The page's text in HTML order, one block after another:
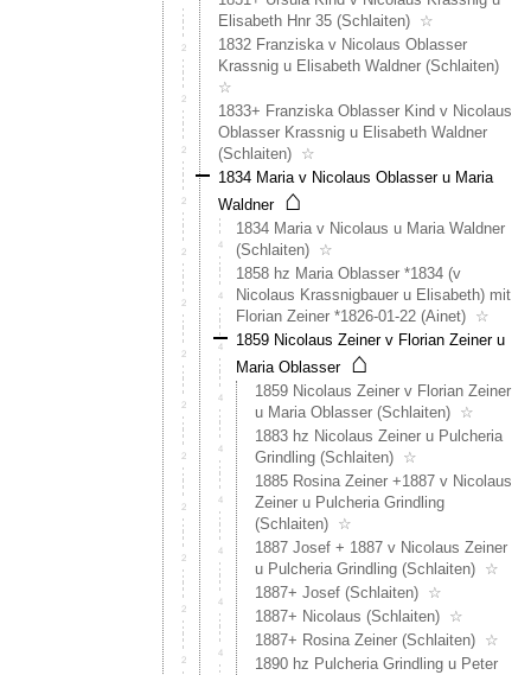
Elisabeth Hnr 35 (Schlaiten)
☆
1832 Franziska v Nicolaus Oblasser
Krassnig u Elisabeth Waldner (Schlaiten)
☆
1833+ Franziska Oblasser Kind v Nicolaus
Oblasser Krassnig u Elisabeth Waldner
(Schlaiten)
☆
1834 Maria v Nicolaus Oblasser u Maria
Waldner
⌂
1834 Maria v Nicolaus u Maria Waldner
(Schlaiten)
☆
1858 hz Maria Oblasser *1834 (v
Nicolaus Krassnigbauer u Elisabeth) mit
Florian Zeiner *1826-01-22 (Ainet)
☆
1859 Nicolaus Zeiner v Florian Zeiner u
Maria Oblasser
⌂
1859 Nicolaus Zeiner v Florian Zeiner
u Maria Oblasser (Schlaiten)
☆
1883 hz Nicolaus Zeiner u Pulcheria
Grindling (Schlaiten)
☆
1885 Rosina Zeiner +1887 v Nicolaus
Zeiner u Pulcheria Grindling
(Schlaiten)
☆
1887 Josef + 1887 v Nicolaus Zeiner
u Pulcheria Grindling (Schlaiten)
☆
1887+ Josef (Schlaiten)
☆
1887+ Nicolaus (Schlaiten)
☆
1887+ Rosina Zeiner (Schlaiten)
☆
1890 hz Pulcheria Grindling u Peter